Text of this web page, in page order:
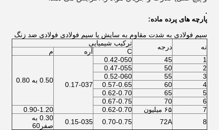
.
پارچه های پرده ماده:
سیم فولادی به شدت مقاوم به سایش یا سیم فولادی فولادی ضد زنگ
نه
درجه
ترکیب شیمیایی
C
آره
م
1
45
0.42-050
0.17-037
0.50 به 0.80
2
50
0.47-055
3
55
0.52-060
4
60
0.57-0.65
5
65
0.62-0.70
6
70
0.67-0.75
7
۶۵ میلیون 0.62-0.70
0.90-1.20
8
72A
0.70-0.75
0.15-035
0.30 به
صفر60